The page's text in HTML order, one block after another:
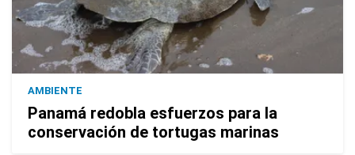
AMBIENTE
Panamá redobla esfuerzos para la
conservación de tortugas marinas